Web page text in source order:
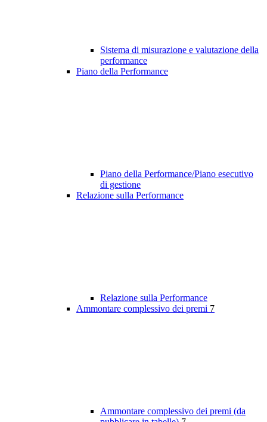
Sistema di misurazione e valutazione della
performance
Piano della Performance
Piano della Performance/Piano esecutivo
di gestione
Relazione sulla Performance
Relazione sulla Performance
Ammontare complessivo dei premi 7
Ammontare complessivo dei premi (da